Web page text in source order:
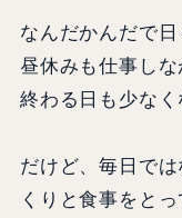
なんだかんだで
昼休みも仕事し
終わる日も少なく
だけど、毎日で
くりと食事をと